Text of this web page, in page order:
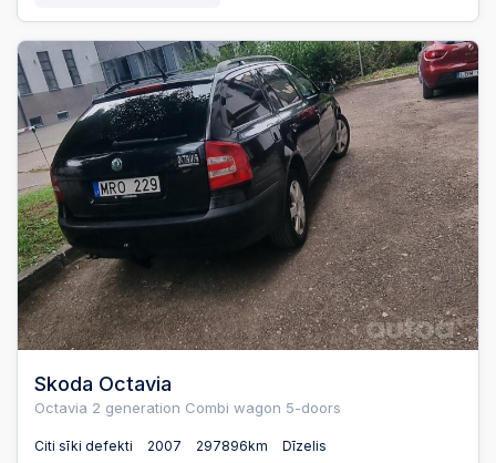
Skoda Octavia
Octavia 2 generation Combi wagon 5-doors
Citi sīki defekti 2007 297896km
Dīzelis